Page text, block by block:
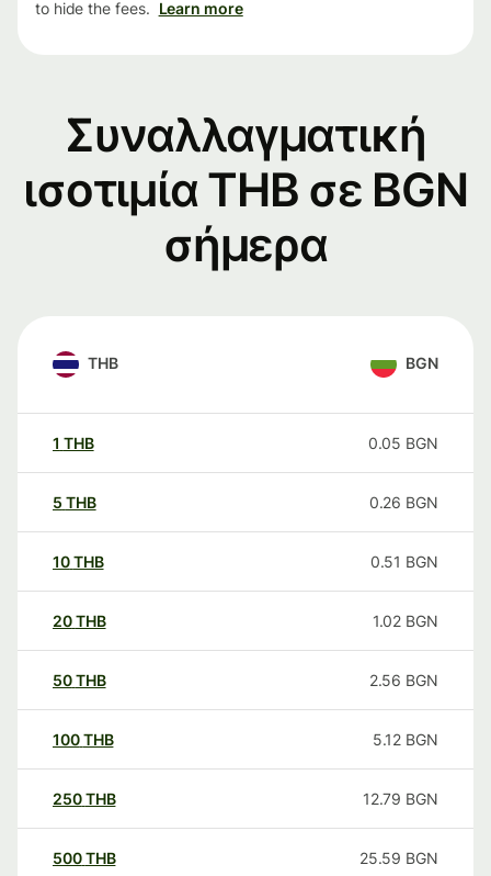
to hide the fees. Learn more
Συναλλαγματική
ισοτιμία THB σε BGN
σήμερα
THB BGN
1 THB 0.05 BGN
5 THB 0.26 BGN
10THB 0.51 BGN
20THB 1.02 BGN
50THB 2.56 BGN
100THB 5.12 BGN
250THB 12.79 BGN
500THB 25.59 BGN